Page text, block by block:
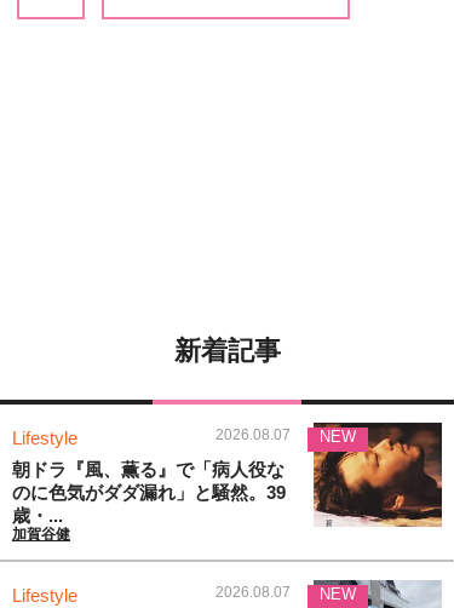
新着記事
Lifestyle 2026.08.07
朝ドラ『風、薫る』で「病人役な
のに色気がダダ漏れ」と騒然。39
歳・...
加賀谷健
NEW
Lifestyle 2026.08.07 NEW